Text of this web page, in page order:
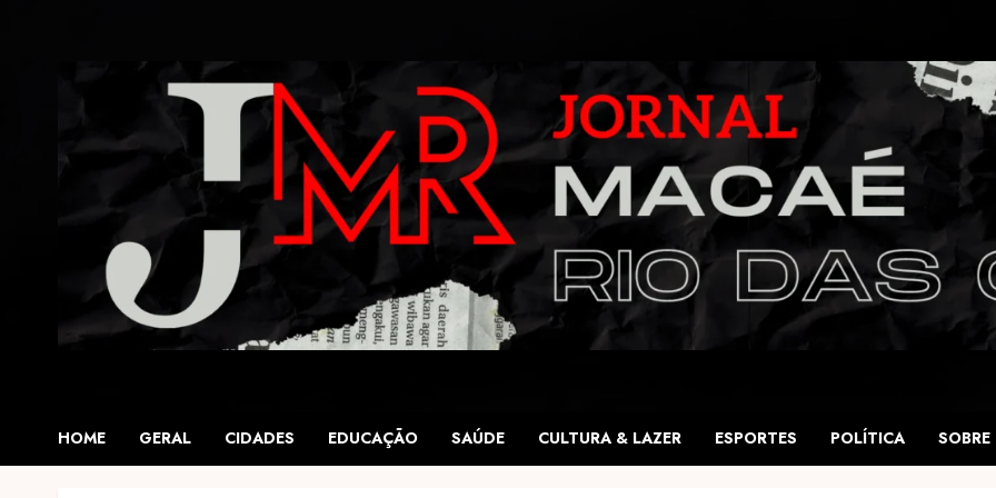
HOME GERAL CIDADES EDUCAÇÃO SAÚDE CULTURA & LAZER ESPORTES POLÍTICA